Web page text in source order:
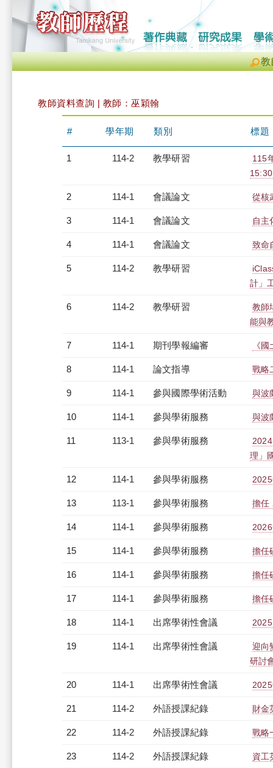
教
教師資料查詢 | 教師：巫穎翰
# 學年期 類別 標題
1 114-2 教學研習
115
2 114-1 會議論文 從核
3 114-1 會議論文 自主
4 114-1 會議論文 致命
5 114-2 教學研習
計」
6 114-2 教學研習
教師
能與
7 114-1 期刊學報編審 《
8 114-1 論文指導 戰略
9 114-1 參與國際學術活動 與波
10 114-1 參與學術服務 與波
11 113-1 參與學術服務
理」
12 114-1 參與學術服務
13 113-1 參與學術服務 擔任
14 114-1 參與學術服務
15 114-1 參與學術服務 擔任
16 114-1 參與學術服務 擔任
17 114-1 參與學術服務 擔任
18 114-1 出席學術性會議
19 114-1 出席學術性會議
迎向
研討
20 114-1 出席學術性會議
21 114-2 外語授課紀錄 財金
22 114-2 外語授課紀錄 戰略
23 114-2 外語授課紀錄 資工